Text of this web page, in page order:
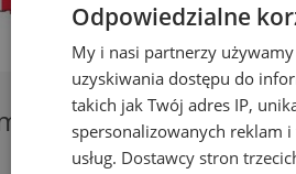
spędzić kilka dni
Odpowiedzialne
My i nasi partnerzy
uzyskiwania dostępu do
takich jak Twój adres IP,
spersonalizowanych reklam
usług. Dostawcy stron